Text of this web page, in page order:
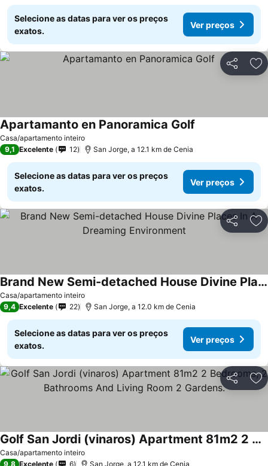
Selecione as datas para ver os preços
exatos.
Ver preços
Partilhar
Casa/apartamento inteiro
Apartamanto en Panoramica Golf
9,1 Excelente 12 San Jorge, a 12.1 km de Cenia
Selecione as datas para ver os preços
exatos.
Ver preços
Partilhar
Casa/apartamento inteiro
Brand New Semi-detached House Divine Places In A Dreaming Environment
9,4 Excelente 22 San Jorge, a 12.0 km de Cenia
Selecione as datas para ver os preços
exatos.
Ver preços
Partilhar
Casa/apartamento inteiro
Golf San Jordi (vinaros) Apartment 81m2 2 Bedrooms, 2 Bathrooms And Living Room 2 Gardens.
9,8 Excelente 6 San Jorge, a 12.1 km de Cenia